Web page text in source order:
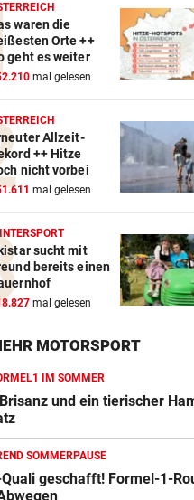
waren die
Orte ++
geht es weiter
mal gelesen
Allzeit-
++ Hitze
nicht vorbei
mal gelesen
sucht mit
bereits einen
mal gelesen
MOTORSPORT
IM SOMMER
und ein tierischer
SOMMERPAUSE
geschafft! Formel-1-